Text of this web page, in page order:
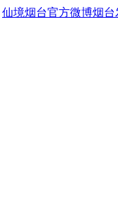
仙境烟台官方微博烟台